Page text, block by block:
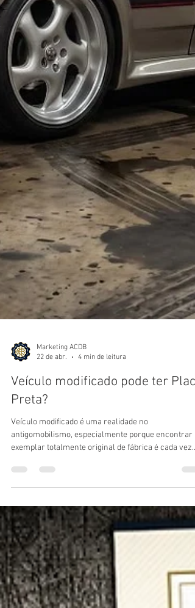
Marketing ACDB
22 de abr.
Veículo modificado pode ter Placa
Preta?
antigomobilismo, especialmente porque encontrar
coleção carrega intervenções que refletem estilos,
soluções tecnológicas, estéticas e movimentos
culturais, o que, do ponto de vista técnico,
um veículo modificado. De acordo com a legislação
brasileira, essas modificações não impedem o
reconhecimento oficial do veículo como item